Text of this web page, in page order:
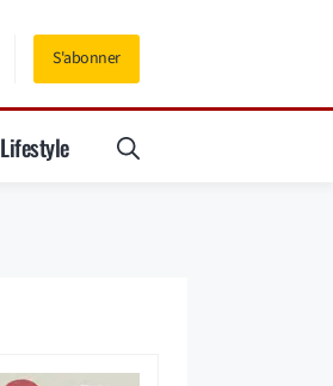
S'abonner
Lifestyle